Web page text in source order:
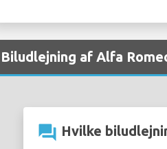
Biludlejning af Alfa
question_answer Hvilke